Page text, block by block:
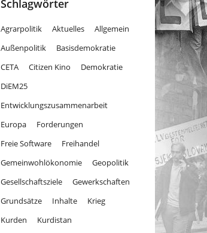
n
Schlagwörter
Agrarpolitik Aktuelles
Allgemein
Außenpolitik
Basisdemokratie
CETA
Citizen Kino
Demokratie
DiEM25
Entwicklungszusammenarbeit
Europa
Forderungen
Freie Software
Freihandel
Gemeinwohlökonomie
Geopolitik
Gesellschaftsziele
Gewerkschaften
Grundsätze
Inhalte
Krieg
Kurden
Kurdistan